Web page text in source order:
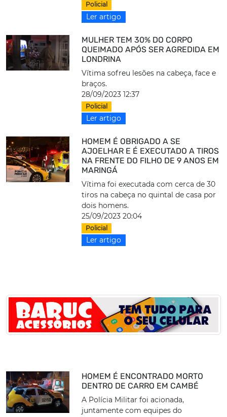
Policial
Ler artigo
MULHER TEM 30% DO CORPO
QUEIMADO APÓS SER AGREDIDA EM
LONDRINA
Vítima sofreu lesões na cabeça, face e
braços.
28/09/2023 12:37
Policial
Ler artigo
HOMEM É OBRIGADO A SE
AJOELHAR E É EXECUTADO A TIROS
NA FRENTE DO FILHO DE 9 ANOS EM
MARINGÁ
Vítima foi executada com cerca de 30
tiros na cabeça no quintal de casa por
dois homens.
25/09/2023 20:04
Policial
Ler artigo
HOMEM É ENCONTRADO MORTO
DENTRO DE CARRO EM CAMBÉ
A Polícia Militar foi acionada,
juntamente com equipes do